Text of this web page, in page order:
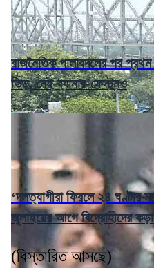
রাজনৈতিক পালাবদলের পর
ভিড়, নেই ব্যানার-ফেস্টুনও
‘দলত্যাগীরা ফিরলে ২৪ ঘণ্টার
জুলাইয়ের আগে বিদ্রোহীদের
(বিস্তারিত আসছে)